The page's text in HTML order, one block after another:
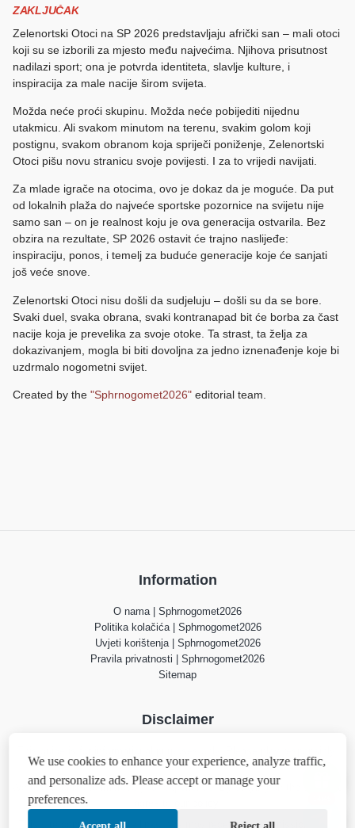
ZAKLJUČAK
Zelenortski Otoci na SP 2026 predstavljaju afrički san – mali otoci
koji su se izborili za mjesto među najvećima. Njihova prisutnost
nadilazi sport; ona je potvrda identiteta, slavlje kulture, i
inspiracija za male nacije širom svijeta.
Možda neće proći skupinu. Možda neće pobijediti nijednu
utakmicu. Ali svakom minutom na terenu, svakim golom koji
postignu, svakom obranom koja spriječi poniženje, Zelenortski
Otoci pišu novu stranicu svoje povijesti. I za to vrijedi navijati.
Za mlade igrače na otocima, ovo je dokaz da je moguće. Da put
od lokalnih plaža do najveće sportske pozornice na svijetu nije
samo san – on je realnost koju je ova generacija ostvarila. Bez
obzira na rezultate, SP 2026 ostavit će trajno naslijeđe:
inspiraciju, ponos, i temelj za buduće generacije koje će sanjati
još veće snove.
Zelenortski Otoci nisu došli da sudjeluju – došli su da se bore.
Svaki duel, svaka obrana, svaki kontranapad bit će borba za čast
nacije koja je prevelika za svoje otoke. Ta strast, ta želja za
dokazivanjem, mogla bi biti dovoljna za jedno iznenađenje koje bi
uzdrmalo nogometni svijet.
Created by the "Sphrnogomet2026" editorial team.
Information
O nama | Sphrnogomet2026
Politika kolačića | Sphrnogomet2026
Uvjeti korištenja | Sphrnogomet2026
Pravila privatnosti | Sphrnogomet2026
Sitemap
Disclaimer
18+
We use cookies to improve your experience. By staying on the site, you
This site contains affiliate links. We may receive a commission if you
We use cookies to enhance your experience, analyze traffic,
and personalize ads. Please accept or manage your
preferences.